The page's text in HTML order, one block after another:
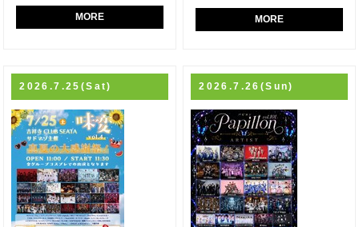
MORE MORE
2026.7.25(Sat) 2026.7.26(Sun)